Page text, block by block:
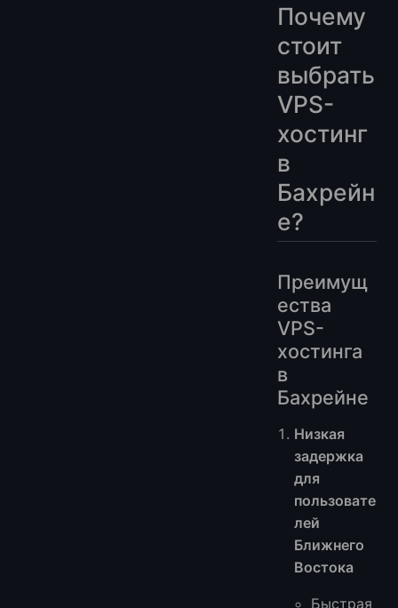
Почему
стоит
выбрать
VPS-
хостинг
в
Бахрейн
е?
Преимущ
ества
VPS-
хостинга
в
Бахрейне
Низкая
задержка
для
пользовате
лей
Ближнего
Востока
Быстрая